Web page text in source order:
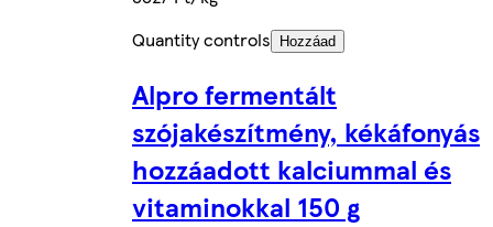
Quantity controls
Hozzáad
Alpro fermentált
szójakészítmény, kékáfonyás
hozzáadott kalciummal és
vitaminokkal 150 g